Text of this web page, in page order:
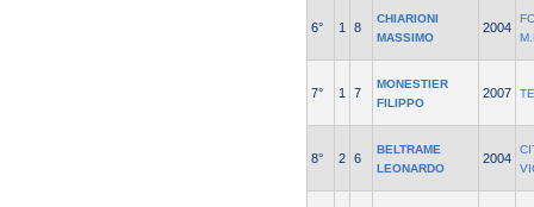
6° 1 8
CHIARIONI
MASSIMO
2004
7° 1 7
MONESTIER
FILIPPO
2007
8° 2 6
BELTRAME
LEONARDO
2004